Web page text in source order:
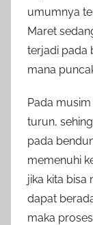
umumnya
Maret
terjadi pada
mana
Pada
turun,
pada
memenuhi
jika kita bisa
dapat
maka